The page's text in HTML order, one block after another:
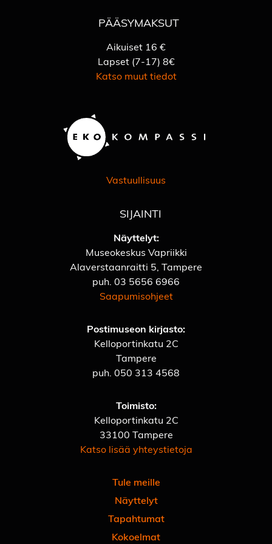
PÄÄSYMAKSUT
Aikuiset 16 €
Lapset (7-17) 8€
Katso muut tiedot
Vastuullisuus
SIJAINTI
Näyttelyt:
Museokeskus Vapriikki
Alaverstaanraitti 5, Tampere
puh. 03 5656 6966
Saapumisohjeet
Postimuseon kirjasto:
Kelloportinkatu 2C
Tampere
puh. 050 313 4568
Toimisto:
Kelloportinkatu 2C
33100 Tampere
Katso lisää yhteystietoja
Tule meille
Näyttelyt
Tapahtumat
Kokoelmat